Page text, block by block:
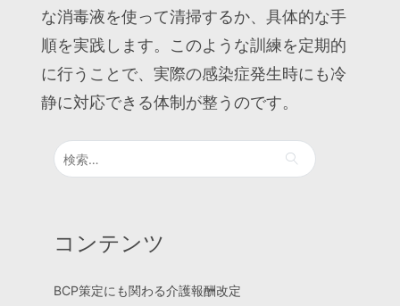
な消毒液を使って清掃するか、具体的な手
順を実践します。このような訓練を定期的
に行うことで、実際の感染症発生時にも冷
静に対応できる体制が整うのです。
検
索:
コンテンツ
BCP策定にも関わる介護報酬改定